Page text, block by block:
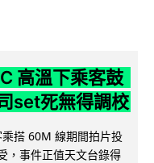
高溫下乘客鼓
set死無得調校
搭 60M 線期間拍片投
，事件正值天文台錄得